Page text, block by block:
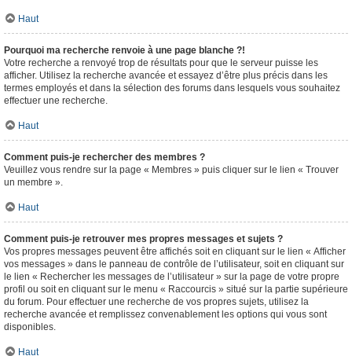
Haut
Pourquoi ma recherche renvoie à une page blanche ?!
Votre recherche a renvoyé trop de résultats pour que le serveur puisse les
afficher. Utilisez la recherche avancée et essayez d’être plus précis dans les
termes employés et dans la sélection des forums dans lesquels vous souhaitez
effectuer une recherche.
Haut
Comment puis-je rechercher des membres ?
Veuillez vous rendre sur la page « Membres » puis cliquer sur le lien « Trouver
un membre ».
Haut
Comment puis-je retrouver mes propres messages et sujets ?
Vos propres messages peuvent être affichés soit en cliquant sur le lien « Afficher
vos messages » dans le panneau de contrôle de l’utilisateur, soit en cliquant sur
le lien « Rechercher les messages de l’utilisateur » sur la page de votre propre
profil ou soit en cliquant sur le menu « Raccourcis » situé sur la partie supérieure
du forum. Pour effectuer une recherche de vos propres sujets, utilisez la
recherche avancée et remplissez convenablement les options qui vous sont
disponibles.
Haut